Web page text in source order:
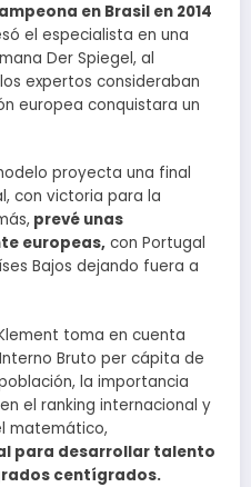
en Brasil en 2014
el especialista en una
Der Spiegel, al
expertos consideraban
europea conquistara un
proyecta una final
con victoria para la
prevé unas
europeas, con Portugal
Bajos dejando fuera a
toma en cuenta
Bruto per cápita de
la importancia
el ranking internacional y
matemático,
para desarrollar talento
centígrados.